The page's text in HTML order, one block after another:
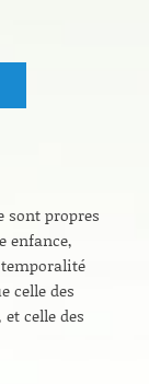
sont propres
enfance,
celle des
celle des